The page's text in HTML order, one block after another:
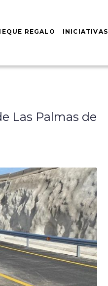
REGALO INICIATIVAS
Las Palmas de